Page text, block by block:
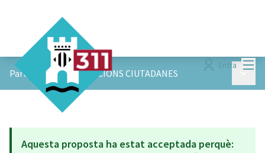
Entra
ParticiPAM! /APORTACIONS CIUTADANES
Aquesta proposta ha estat acceptada perquè: